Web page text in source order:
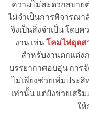
ความไม่สะดวกสบาย
ไม่จำเป็นการพิจารณ
จึงเป็นสิ่งจำเป็น โดย
งาน เช่นโคมไฟอุตส
สำหรับงานตกแต่ง
บรรยากาศอบอุ่น การ
ไม่เพียงช่วยเพิ่มประ
เท่านั้น แต่ยังช่วยเส
ให้